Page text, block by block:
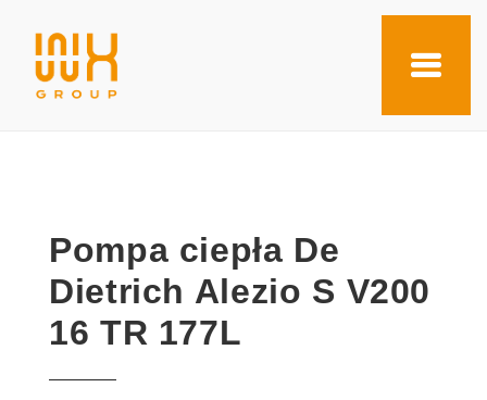
Pompa ciepła De
Dietrich Alezio S V200
16 TR 177L